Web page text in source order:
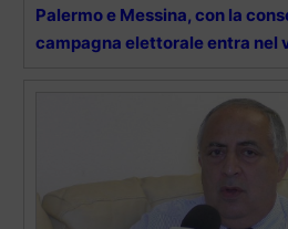
Palermo e Messina, con la
campagna elettorale entra nel